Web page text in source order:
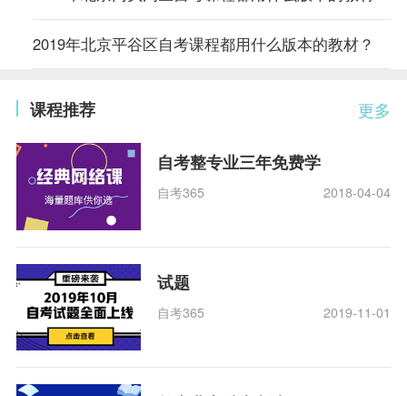
2019年北京平谷区自考课程都用什么版本的教材？
更多
课程推荐
自考整专业三年免费学
自考365 2018-04-04
试题
自考365 2019-11-01